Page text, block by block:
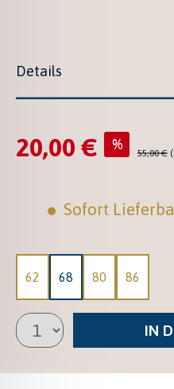
Details
Verkaufspreis:
20,00 € %
55,00 €
Sofort
62 68 80 86
IN